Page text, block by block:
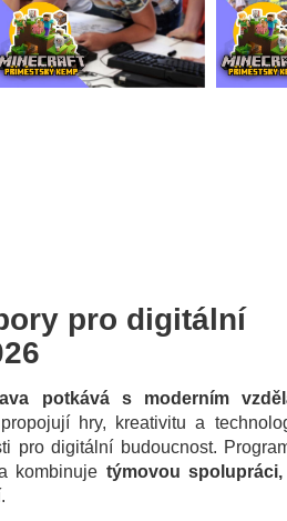
pro digitální
potkává s moderním
propojují hry, kreativitu a
pro digitální budoucnost.
kombinuje týmovou